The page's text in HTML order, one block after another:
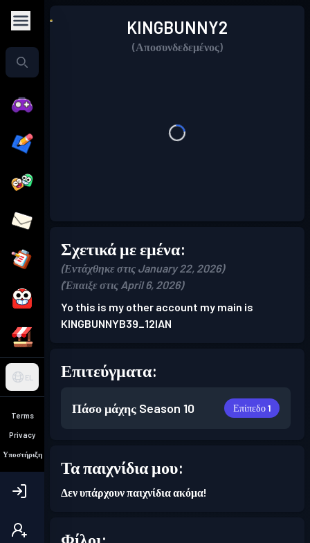
EL
Terms
Privacy
Υποστήριξη
KINGBUNNY2
(Αποσυνδεδεμένος)
Σχετικά με εμένα:
(Εντάχθηκε στις January 22, 2026)
(Έπαιξε στις April 6, 2026)
Yo this is my other account my main is
KINGBUNNYB39_12IAN
Επιτεύγματα:
Πάσο μάχης Season 10 Επίπεδο 1
Τα παιχνίδια μου:
Δεν υπάρχουν παιχνίδια ακόμα!